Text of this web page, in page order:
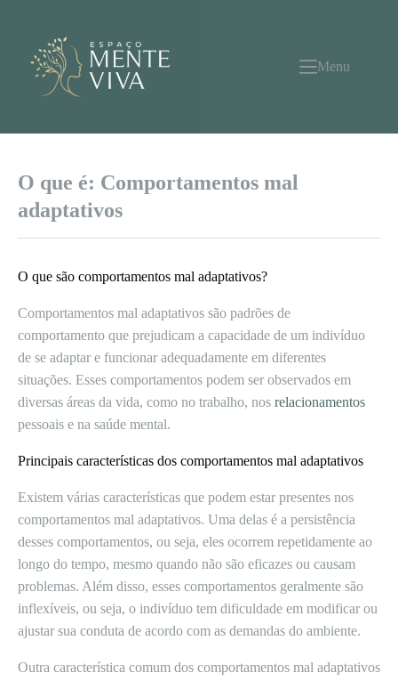
conteúdo
Menu
O que é: Comportamentos mal
adaptativos
O que são comportamentos mal adaptativos?
Comportamentos mal adaptativos são padrões de
comportamento que prejudicam a capacidade de um indivíduo
de se adaptar e funcionar adequadamente em diferentes
situações. Esses comportamentos podem ser observados em
diversas áreas da vida, como no trabalho, nos relacionamentos
pessoais e na saúde mental.
Principais características dos comportamentos mal adaptativos
Existem várias características que podem estar presentes nos
comportamentos mal adaptativos. Uma delas é a persistência
desses comportamentos, ou seja, eles ocorrem repetidamente ao
longo do tempo, mesmo quando não são eficazes ou causam
problemas. Além disso, esses comportamentos geralmente são
inflexíveis, ou seja, o indivíduo tem dificuldade em modificar ou
ajustar sua conduta de acordo com as demandas do ambiente.
Outra característica comum dos comportamentos mal adaptativos